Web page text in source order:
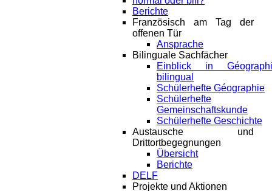
Berichte
Französisch am Tag der
offenen Tür
Ansprache
Bilinguale Sachfächer
Einblick in
bilingual
Schülerhefte Géographie
Schülerhefte
Gemeinschaftskunde
Schülerhefte Geschichte
Austausche und
Drittortbegegnungen
Übersicht
Berichte
DELF
Projekte und Aktionen